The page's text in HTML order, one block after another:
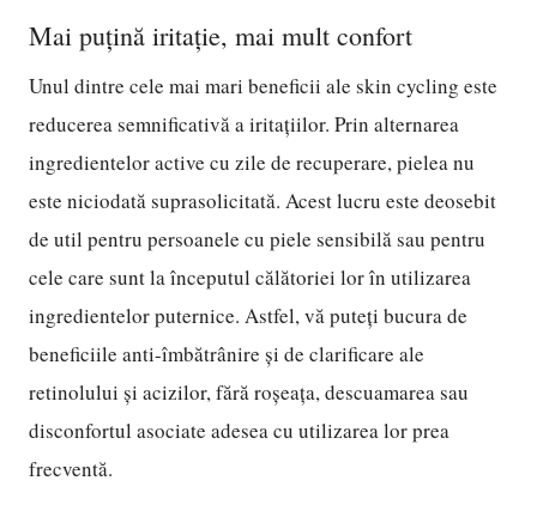
Mai puțină iritație, mai mult confort
Unul dintre cele mai mari beneficii ale skin cycling este
reducerea semnificativă a iritațiilor. Prin alternarea
ingredientelor active cu zile de recuperare, pielea nu
este niciodată suprasolicitată. Acest lucru este deosebit
de util pentru persoanele cu piele sensibilă sau pentru
cele care sunt la începutul călătoriei lor în utilizarea
ingredientelor puternice. Astfel, vă puteți bucura de
beneficiile anti-îmbătrânire și de clarificare ale
retinolului și acizilor, fără roșeața, descuamarea sau
disconfortul asociate adesea cu utilizarea lor prea
frecventă.